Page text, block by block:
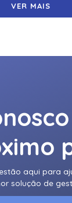
VER MAIS
aqui para
solução de